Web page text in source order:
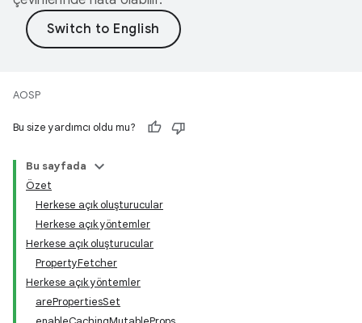
AOSP
Bu size yardımcı oldu mu?
Bu sayfada
Özet
Herkese açık oluşturucular
Herkese açık yöntemler
Herkese açık oluşturucular
PropertyFetcher
Herkese açık yöntemler
arePropertiesSet